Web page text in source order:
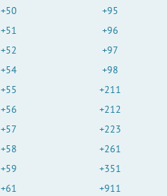
+50
+51
+52
+54
+55
+56
+57
+58
+59
+61
+95
+96
+97
+98
+211
+212
+223
+261
+351
+911